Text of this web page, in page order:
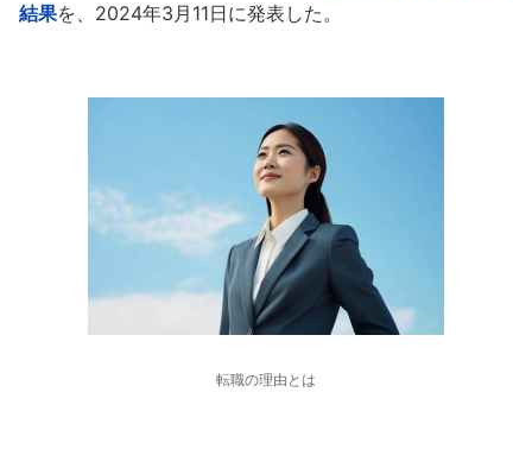
結果を、2024年3月11日に発表した。
転職の理由とは